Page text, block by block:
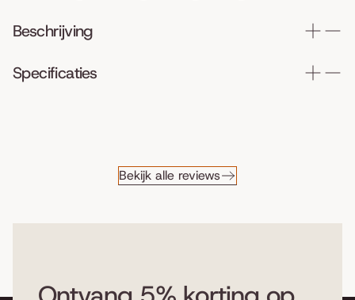
Beschrijving
Specificaties
Bekijk alle reviews